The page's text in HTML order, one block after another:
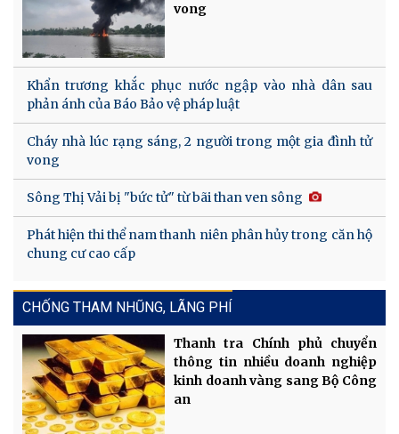
vong
Khẩn trương khắc phục nước ngập vào nhà dân sau
phản ánh của Báo Bảo vệ pháp luật
Cháy nhà lúc rạng sáng, 2 người trong một gia đình tử
vong
Sông Thị Vải bị "bức tử" từ bãi than ven sông
Phát hiện thi thể nam thanh niên phân hủy trong căn hộ
chung cư cao cấp
CHỐNG THAM NHŨNG, LÃNG PHÍ
Thanh tra Chính phủ chuyển
thông tin nhiều doanh nghiệp
kinh doanh vàng sang Bộ Công
an